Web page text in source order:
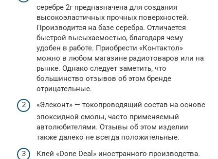
серебре 2г предназначена для создания
высокоэластичных прочных поверхностей.
Производится на базе серебра. Отличается
быстрой высыхаемостью, благодаря чему
удобен в работе. Приобрести «Контактол»
можно в любом магазине радиотоваров или на
рынке. Однако следует заметить, что
большинство отзывов об этом бренде
отрицательные.
«Элеконт» — токопроводящий состав на основе
эпоксидной смолы, часто применяемый
автолюбителями. Отзывы об этом изделии
также далеко не всегда положительные.
Клей «Done Deal» иностранного производства.